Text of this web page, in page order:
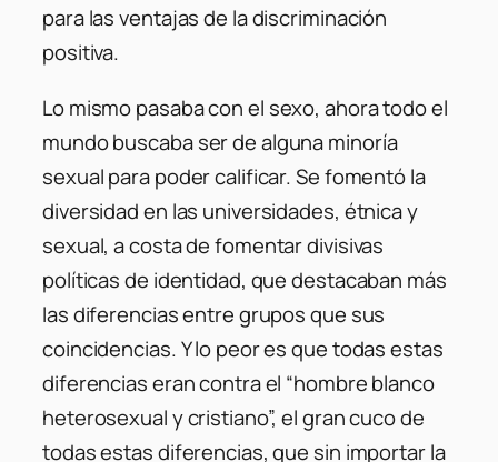
para las ventajas de la discriminación
positiva.
Lo mismo pasaba con el sexo, ahora todo el
mundo buscaba ser de alguna minoría
sexual para poder calificar. Se fomentó la
diversidad en las universidades, étnica y
sexual, a costa de fomentar divisivas
políticas de identidad, que destacaban más
las diferencias entre grupos que sus
coincidencias. Y lo peor es que todas estas
diferencias eran contra el “hombre blanco
heterosexual y cristiano”, el gran cuco de
todas estas diferencias, que sin importar la